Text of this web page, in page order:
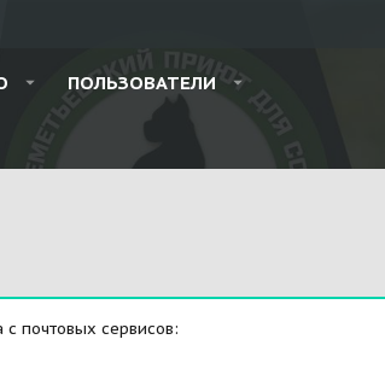
ПОЛЬЗОВАТЕЛИ
почтовых сервисов: